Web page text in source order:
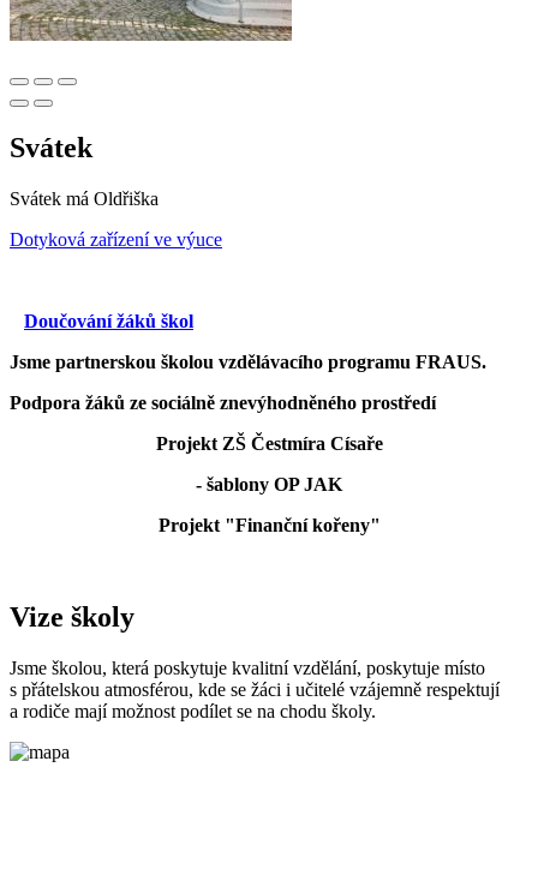
Svátek
Svátek má Oldřiška
Dotyková zařízení ve výuce
Doučování žáků škol
Jsme partnerskou školou vzdělávacího programu FRAUS.
Podpora žáků ze sociálně znevýhodněného prostředí
Projekt ZŠ Čestmíra Císaře
- šablony OP JAK
Projekt "Finanční kořeny"
Vize školy
Jsme školou, která poskytuje kvalitní vzdělání, poskytuje místo
s přátelskou atmosférou, kde se žáci i učitelé vzájemně respektují
a rodiče mají možnost podílet se na chodu školy.